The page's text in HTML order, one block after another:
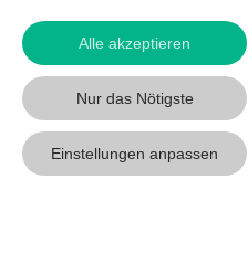
www.gyso.ch
GYSO
auf
Youtube
GYSO
auf
folgen
Gyso
auf
Linkedin
folgen
Alle akzeptieren
Nur das Nötigste
Einstellungen anpassen